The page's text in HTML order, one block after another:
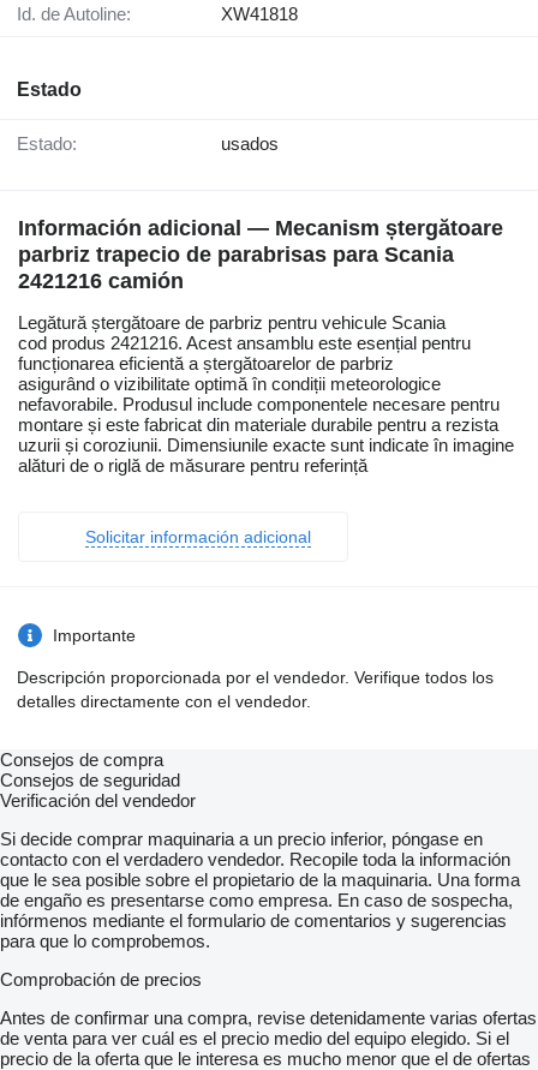
Id. de Autoline: XW41818
Estado
Estado: usados
Información adicional — Mecanism ștergătoare
parbriz trapecio de parabrisas para Scania
2421216 camión
Legătură ștergătoare de parbriz pentru vehicule Scania
cod produs 2421216. Acest ansamblu este esențial pentru
funcționarea eficientă a ștergătoarelor de parbriz
asigurând o vizibilitate optimă în condiții meteorologice
nefavorabile. Produsul include componentele necesare pentru
montare și este fabricat din materiale durabile pentru a rezista
uzurii și coroziunii. Dimensiunile exacte sunt indicate în imagine
alături de o riglă de măsurare pentru referință
Solicitar información adicional
Importante
Descripción proporcionada por el vendedor. Verifique todos los
detalles directamente con el vendedor.
Consejos de compra
Consejos de seguridad
Verificación del vendedor
Si decide comprar maquinaria a un precio inferior, póngase en
contacto con el verdadero vendedor. Recopile toda la información
que le sea posible sobre el propietario de la maquinaria. Una forma
de engaño es presentarse como empresa. En caso de sospecha,
infórmenos mediante el formulario de comentarios y sugerencias
para que lo comprobemos.
Comprobación de precios
Antes de confirmar una compra, revise detenidamente varias ofertas
de venta para ver cuál es el precio medio del equipo elegido. Si el
precio de la oferta que le interesa es mucho menor que el de ofertas